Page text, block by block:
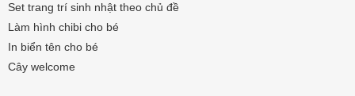
Set trang trí sinh nhật theo chủ đề
Làm hình chibi cho bé
In biển tên cho bé
Cây welcome